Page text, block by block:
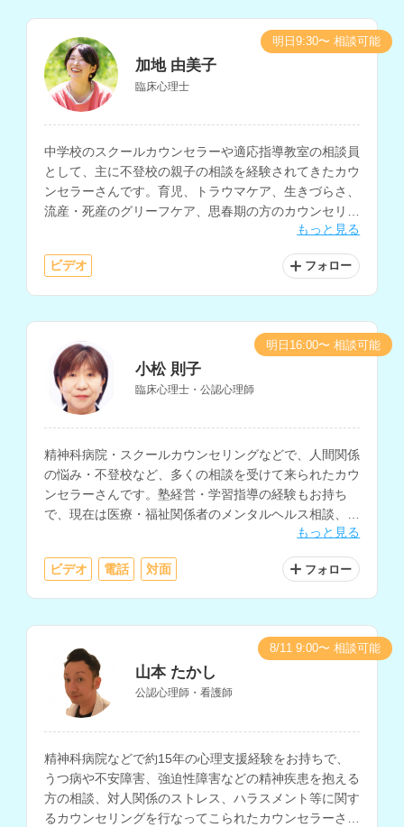
加地 由美子
臨床心理士
中学校のスクールカウンセラーや適応指導教室の相談員
として、主に不登校の親子の相談を経験されてきたカウ
ンセラーさんです。育児、トラウマケア、生きづらさ、
流産・死産のグリーフケア、思春期の方のカウンセリン
もっと見る
ビデオ フォロー
明日9:30〜 相談可能
小松 則子
臨床心理士・公認心理師
精神科病院・スクールカウンセリングなどで、人間関係
の悩み・不登校など、多くの相談を受けて来られたカウ
ンセラーさんです。塾経営・学習指導の経験もお持ち
で、現在は医療・福祉関係者のメンタルヘルス相談、大
学の学生相談、小中学生・保護者の相談などを行ってお
られます。
もっと見る
ビデオ 電話 対面 フォロー
明日16:00〜 相談可能
山本 たかし
公認心理師・看護師
精神科病院などで約15年の心理支援経験をお持ちで、
うつ病や不安障害、強迫性障害などの精神疾患を抱える
方の相談、対人関係のストレス、ハラスメント等に関す
るカウンセリングを行なってこられたカウンセラーさん
8/11 9:00〜 相談可能